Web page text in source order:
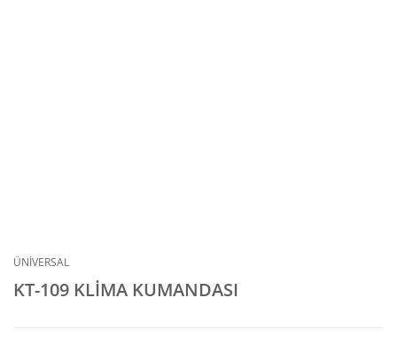
ÜNİVERSAL
KT-109 KLİMA KUMANDASI